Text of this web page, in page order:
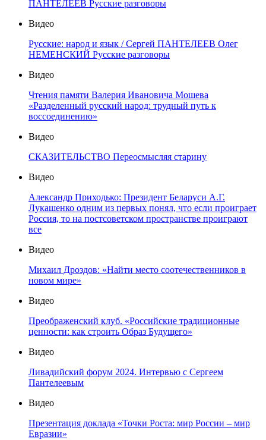
ПАНТЕЛЕЕВ Русские разговоры
Видео
Русские: народ и язык / Сергей ПАНТЕЛЕЕВ Олег
НЕМЕНСКИЙ Русские разговоры
Видео
Чтения памяти Валерия Ивановича Мошева
«Разделенный русский народ: трудный путь к
воссоединению»
Видео
СКАЗИТЕЛЬСТВО Переосмысляя старину
Видео
Александр Приходько: Президент Беларуси А.Г.
Лукашенко одним из первых понял, что если проиграет
Россия, то на постсоветском пространстве проиграют
все
Видео
Михаил Дроздов: «Найти место соотечественников в
новом мире»
Видео
Преображенский клуб. «Российские традиционные
ценности: как строить Образ Будущего»
Видео
Ливадийский форум 2024. Интервью с Сергеем
Пантелеевым
Видео
Презентация доклада «Точки Роста: мир России – мир
Евразии»